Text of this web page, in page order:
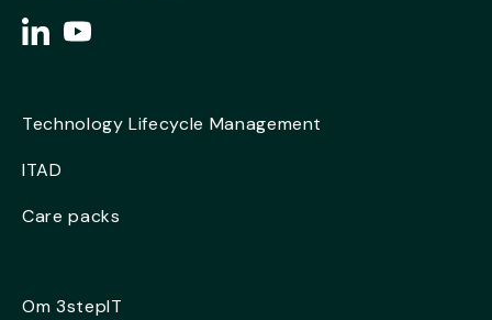
Technology Lifecycle Management
ITAD
Care packs
Om 3stepIT